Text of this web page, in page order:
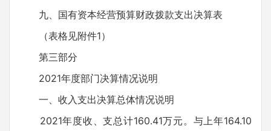
九、国有资本经营预算财政拨款支出决算表
（表格见附件1）
第三部分
2021年度部门决算情况说明
一、收入支出决算总体情况说明
2021年度收、支总计160.41万元。与上年164.10